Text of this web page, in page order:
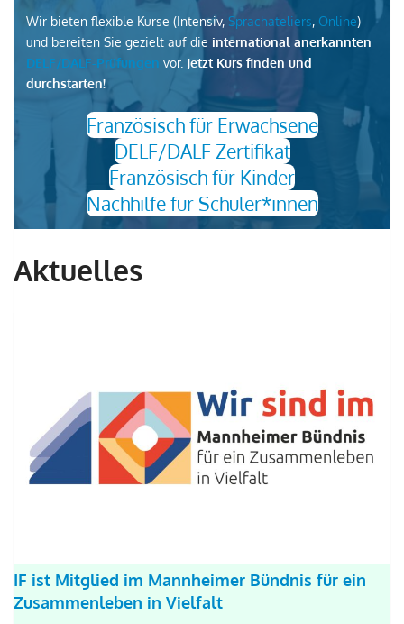
Wir bieten flexible Kurse (Intensiv, Sprachateliers, Online)
und bereiten Sie gezielt auf die international anerkannten
DELF/DALF-Prüfungen vor. Jetzt Kurs finden und
durchstarten!
Französisch für Erwachsene
DELF/DALF Zertifikat
Französisch für Kinder
Nachhilfe für Schüler*innen
Aktuelles
IF ist Mitglied im Mannheimer Bündnis für ein
Zusammenleben in Vielfalt